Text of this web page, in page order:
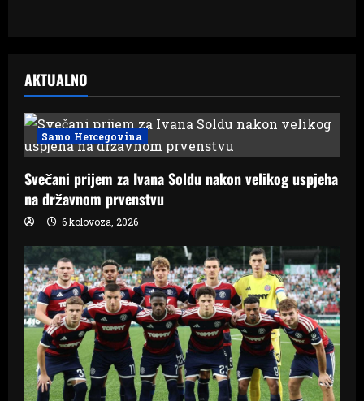
AKTUALNO
Samo Hercegovina
Svečani prijem za Ivana Soldu nakon velikog uspjeha
na državnom prvenstvu
6 kolovoza, 2026